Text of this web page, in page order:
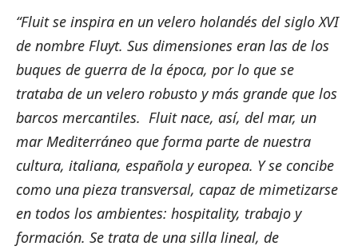
“Fluit se inspira en un velero holandés del siglo XVI
de nombre Fluyt. Sus dimensiones eran las de los
buques de guerra de la época, por lo que se
trataba de un velero robusto y más grande que los
barcos mercantiles. Fluit nace, así, del mar, un
mar Mediterráneo que forma parte de nuestra
cultura, italiana, española y europea. Y se concibe
como una pieza transversal, capaz de mimetizarse
en todos los ambientes: hospitality, trabajo y
formación. Se trata de una silla lineal, de